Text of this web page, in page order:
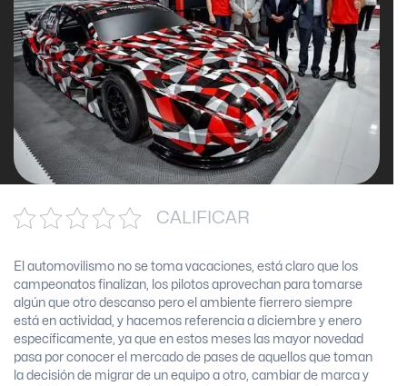
CALIFICAR
El automovilismo no se toma vacaciones, está claro que los
campeonatos finalizan, los pilotos aprovechan para tomarse
algún que otro descanso pero el ambiente fierrero siempre
está en actividad, y hacemos referencia a diciembre y enero
específicamente, ya que en estos meses las mayor novedad
pasa por conocer el mercado de pases de aquellos que toman
la decisión de migrar de un equipo a otro, cambiar de marca y